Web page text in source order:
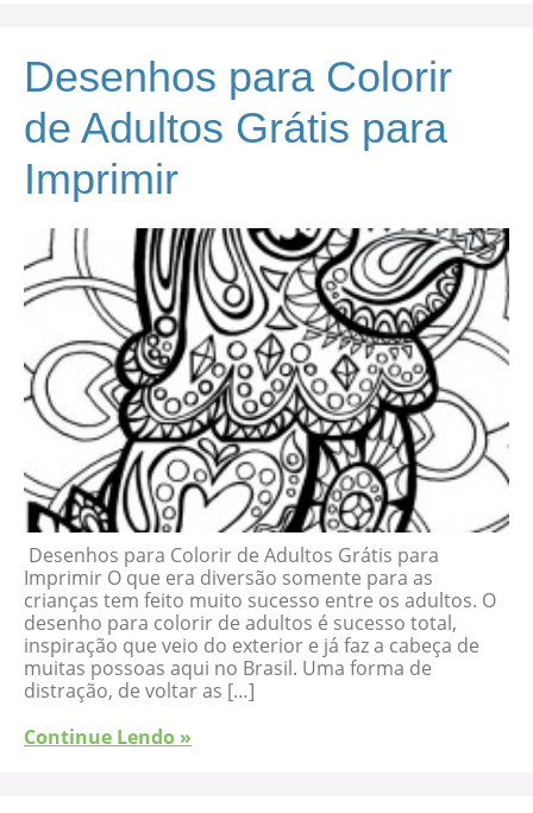
Desenhos para Colorir
de Adultos Grátis para
Imprimir
Desenhos para Colorir de Adultos Grátis para
Imprimir O que era diversão somente para as
crianças tem feito muito sucesso entre os adultos. O
desenho para colorir de adultos é sucesso total,
inspiração que veio do exterior e já faz a cabeça de
muitas possoas aqui no Brasil. Uma forma de
distração, de voltar as […]
Continue Lendo »